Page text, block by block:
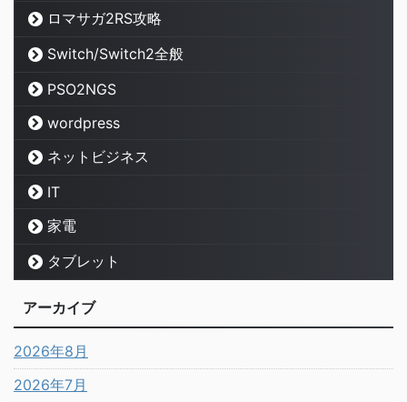
ロマサガ2RS攻略
Switch/Switch2全般
PSO2NGS
wordpress
ネットビジネス
IT
家電
タブレット
アーカイブ
2026年8月
2026年7月